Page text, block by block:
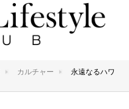
カルチャー
永遠なるハワ